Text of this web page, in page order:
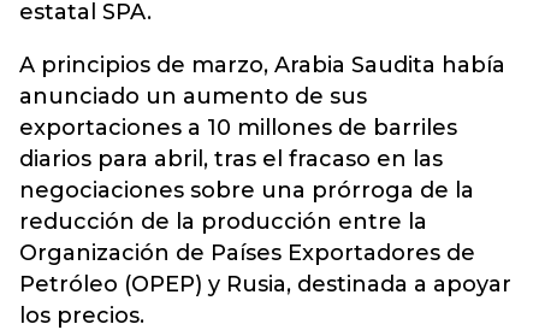
estatal SPA.
A principios de marzo, Arabia Saudita había
anunciado un aumento de sus
exportaciones a 10 millones de barriles
diarios para abril, tras el fracaso en las
negociaciones sobre una prórroga de la
reducción de la producción entre la
Organización de Países Exportadores de
Petróleo (OPEP) y Rusia, destinada a apoyar
los precios.